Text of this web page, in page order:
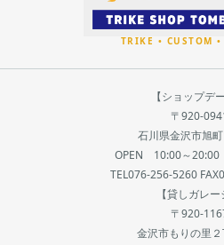
【ショップデ
〒920-
石川県金沢市旭
OPEN 10:00～
TEL076-256-5260
【貸しガレー
〒920-
金沢市もりの里